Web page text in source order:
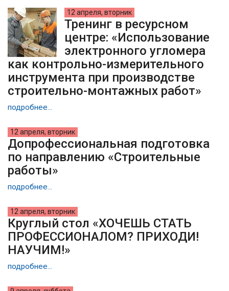
12 апреля, вторник
Тренинг в ресурсном
центре: «Использование
электронного угломера
как контрольно-измерительного
инструмента при производстве
строительно-монтажных работ»
подробнее...
12 апреля, вторник
Допрофессиональная подготовка
по направлению «Строительные
работы»
подробнее...
12 апреля, вторник
Круглый стол «ХОЧЕШЬ СТАТЬ
ПРОФЕССИОНАЛОМ? ПРИХОДИ!
НАУЧИМ!»
подробнее...